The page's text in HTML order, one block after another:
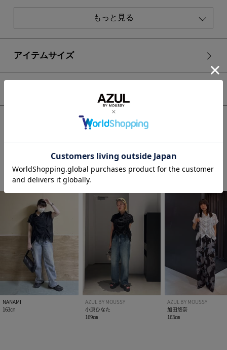
■生地
PCM加工を施したチェック布帛素材。
透け感：ややあり
裏 地：なし
伸縮性：なし
光沢感：なし
■O/WHT・柄BLK モデル身長：167cm、着用サイズ：FREE
■BLK モデル身長：171cm、着用サイズ：FREEサイズ
異なる場合があります。
※画像の商品は光の照射や角度、お使いのモニター環境によ
り、実物と色味が異なる場合がございます。
もっと見る
アイテムサイズ
トップス
シャツ ブラウス
STAFF COORDINATE
NANAMI
163㎝
AZUL BY MOUSSY
小原ひなた
169㎝
AZUL BY MOUSSY
加田悠奈
163㎝